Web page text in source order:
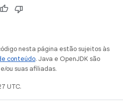
nesta página estão sujeitos às
conteúdo. Java e OpenJDK são
ou suas afiliadas.
UTC.